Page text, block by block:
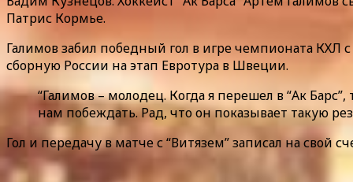
Патрис Кормье.
Галимов забил победный гол в игре чемпионата КХЛ
сборную России на этап Евротура в Швеции.
“Галимов – молодец. Когда я перешел в “Ак
нам побеждать. Рад, что он показывает такую
Гол и передачу в матче с “Витязем” записал на свой